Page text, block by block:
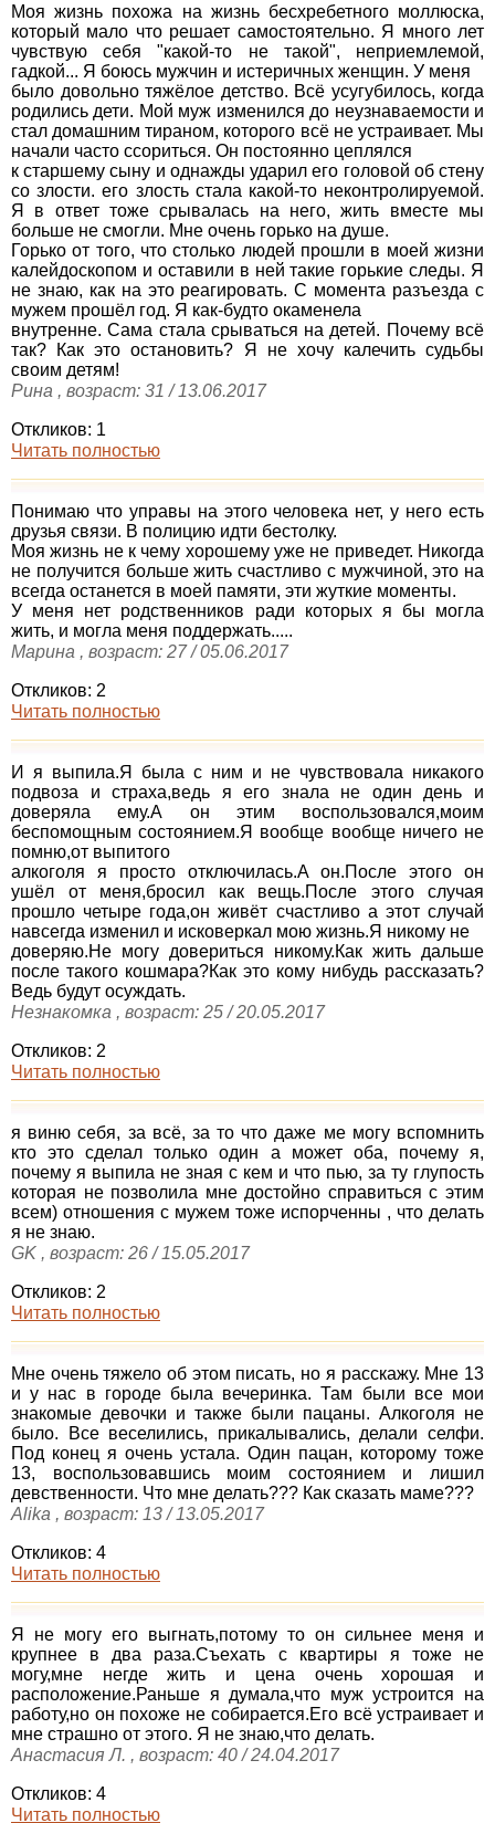
Моя жизнь похожа на жизнь бесхребетного моллюска,
который мало что решает самостоятельно. Я много лет
чувствую себя "какой-то не такой", неприемлемой,
гадкой... Я боюсь мужчин и истеричных женщин. У меня
было довольно тяжёлое детство. Всё усугубилось, когда
родились дети. Мой муж изменился до неузнаваемости и
стал домашним тираном, которого всё не устраивает. Мы
начали часто ссориться. Он постоянно цеплялся
к старшему сыну и однажды ударил его головой об стену
со злости. его злость стала какой-то неконтролируемой.
Я в ответ тоже срывалась на него, жить вместе мы
больше не смогли. Мне очень горько на душе.
Горько от того, что столько людей прошли в моей жизни
калейдоскопом и оставили в ней такие горькие следы. Я
не знаю, как на это реагировать. С момента разъезда с
мужем прошёл год. Я как-будто окаменела
внутренне. Сама стала срываться на детей. Почему всё
так? Как это остановить? Я не хочу калечить судьбы
своим детям!
Рина , возраст: 31 / 13.06.2017
Откликов: 1
Читать полностью
Понимаю что управы на этого человека нет, у него есть
друзья связи. В полицию идти бестолку.
Моя жизнь не к чему хорошему уже не приведет. Никогда
не получится больше жить счастливо с мужчиной, это на
всегда останется в моей памяти, эти жуткие моменты.
У меня нет родственников ради которых я бы могла
жить, и могла меня поддержать.....
Марина , возраст: 27 / 05.06.2017
Откликов: 2
Читать полностью
И я выпила.Я была с ним и не чувствовала никакого
подвоза и страха,ведь я его знала не один день и
доверяла ему.А он этим воспользовался,моим
беспомощным состоянием.Я вообще вообще ничего не
помню,от выпитого
алкоголя я просто отключилась.А он.После этого он
ушёл от меня,бросил как вещь.После этого случая
прошло четыре года,он живёт счастливо а этот случай
навсегда изменил и исковеркал мою жизнь.Я никому не
доверяю.Не могу довериться никому.Как жить дальше
после такого кошмара?Как это кому нибудь рассказать?
Ведь будут осуждать.
Незнакомка , возраст: 25 / 20.05.2017
Откликов: 2
Читать полностью
я виню себя, за всё, за то что даже ме могу вспомнить
кто это сделал только один а может оба, почему я,
почему я выпила не зная с кем и что пью, за ту глупость
которая не позволила мне достойно справиться с этим
всем) отношения с мужем тоже испорченны , что делать
я не знаю.
GK , возраст: 26 / 15.05.2017
Откликов: 2
Читать полностью
Мне очень тяжело об этом писать, но я расскажу. Мне 13
и у нас в городе была вечеринка. Там были все мои
знакомые девочки и также были пацаны. Алкоголя не
было. Все веселились, прикалывались, делали селфи.
Под конец я очень устала. Один пацан, которому тоже
13, воспользовавшись моим состоянием и лишил
девственности. Что мне делать??? Как сказать маме???
Alika , возраст: 13 / 13.05.2017
Откликов: 4
Читать полностью
Я не могу его выгнать,потому то он сильнее меня и
крупнее в два раза.Съехать с квартиры я тоже не
могу,мне негде жить и цена очень хорошaя и
расположение.Раньше я думала,что муж устроится на
работу,но он похоже не собирается.Его всё устраивает и
мне страшно от этого. Я не знаю,что делать.
Анастасия Л. , возраст: 40 / 24.04.2017
Откликов: 4
Читать полностью